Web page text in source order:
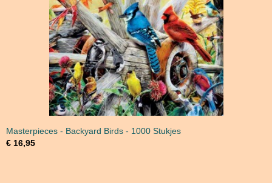
Masterpieces - Backyard Birds - 1000 Stukjes
€ 16,95